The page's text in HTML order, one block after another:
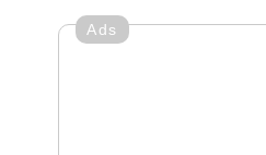
Ads